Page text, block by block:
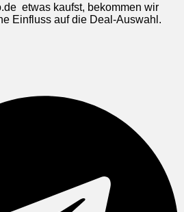
etwas kaufst, bekommen wir
Einfluss auf die Deal-Auswahl.